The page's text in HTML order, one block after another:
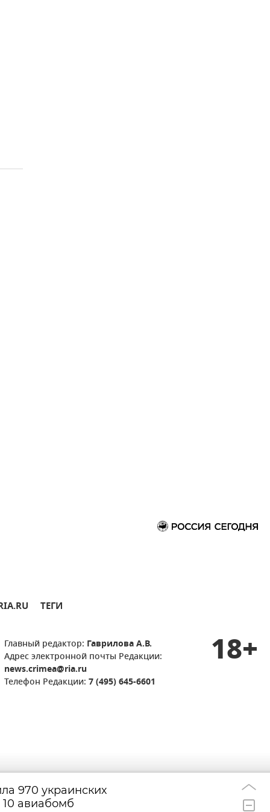
ТЕГИ
Главный редактор: Гаврилова А.В.
Адрес электронной почты Редакции:
news.crimea@ria.ru
Телефон Редакции: 7 (495) 645-6601
18+
970 украинских
авиабомб
ВС РФ
Торецкое в ДНР